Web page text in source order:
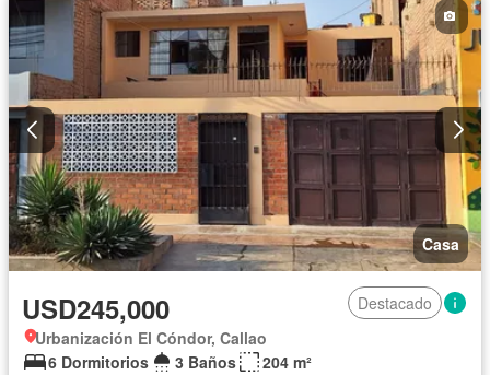
Casa
USD245,000
Destacado
Urbanización El Cóndor, Callao
6 Dormitorios
3 Baños
204 m²